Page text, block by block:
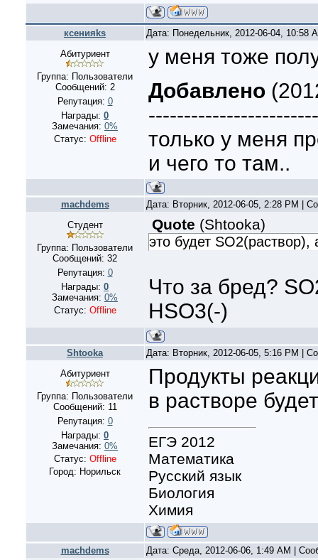
ксенияks
Дата: Понедельник, 2012-06-04, 10:58
Абитуриент
Группа: Пользователи
Сообщений: 2
Репутация: 0
Награды: 0
Замечания: 0%
Статус: Offline
у меня тоже
Добавлено
только у меня
и чего то там..
machdems
Дата: Вторник, 2012-06-05, 2:28 PM |
Студент
Группа: Пользователи
Сообщений: 32
Репутация: 0
Награды: 0
Замечания: 0%
Статус: Offline
Quote (Shtooka)
это будет
Что за бред?
HSO3(-)
Shtooka
Дата: Вторник, 2012-06-05, 5:16 PM |
Абитуриент
Группа: Пользователи
Сообщений: 11
Репутация: 0
Награды: 0
Замечания: 0%
Статус: Offline
Город: Норильск
Продукты
в растворе
ЕГЭ 2012
Математика
Русский язык
Биология
Химия
machdems
Дата: Среда, 2012-06-06, 1:49 AM |